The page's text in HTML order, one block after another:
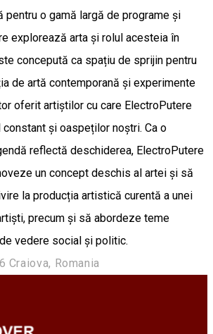
pentru o gamă largă de programe și
explorează arta și rolul acesteia în
concepută ca spațiu de sprijin pentru
de artă contemporană și experimente
oferit artiștilor cu care ElectroPutere
și oaspeților noștri. Ca o
reflectă deschiderea, ElectroPutere
un concept deschis al artei și să
la producția artistică curentă a unei
precum și să abordeze teme
vedere social și politic.
Craiova, Romania